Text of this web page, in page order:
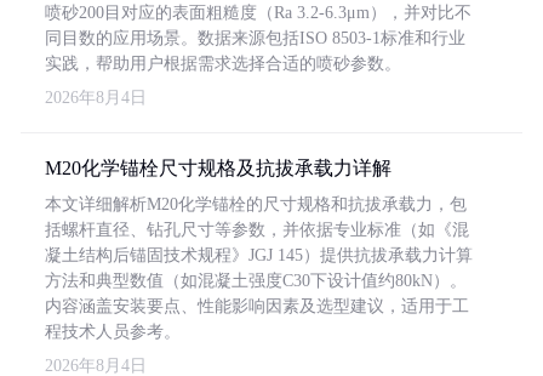
喷砂200目对应的表面粗糙度（Ra 3.2-6.3μm），并对比不
同目数的应用场景。数据来源包括ISO 8503-1标准和行业
实践，帮助用户根据需求选择合适的喷砂参数。
2026年8月4日
M20化学锚栓尺寸规格及抗拔承载力详解
本文详细解析M20化学锚栓的尺寸规格和抗拔承载力，包
括螺杆直径、钻孔尺寸等参数，并依据专业标准（如《混
凝土结构后锚固技术规程》JGJ 145）提供抗拔承载力计算
方法和典型数值（如混凝土强度C30下设计值约80kN）。
内容涵盖安装要点、性能影响因素及选型建议，适用于工
程技术人员参考。
2026年8月4日